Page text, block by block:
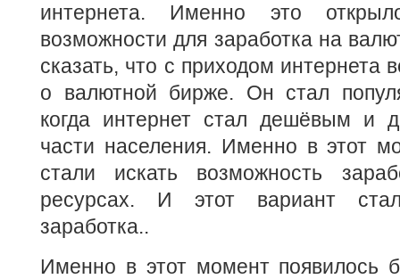
интернета. Именно это
возможности для заработка на
сказать, что с приходом интернета
о валютной бирже. Он стал
когда интернет стал дешёвым и
части населения. Именно в этот
стали искать возможность
ресурсах. И этот вариант
заработка..
Именно в этот момент появилось